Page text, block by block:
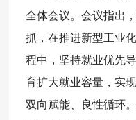
全体会议。会议指出
抓，在推进新型工业
程中，坚持就业优先
育扩大就业容量，实
双向赋能、良性循环